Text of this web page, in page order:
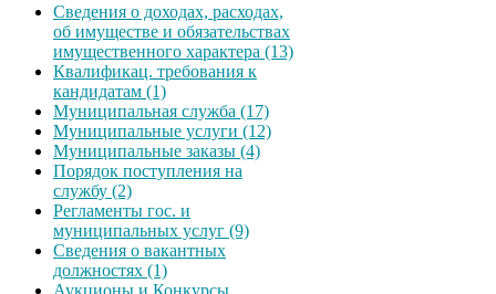
Сведения о доходах, расходах,
об имуществе и обязательствах
имущественного характера (13)
Квалификац. требования к
кандидатам (1)
Муниципальная служба (17)
Муниципальные услуги (12)
Муниципальные заказы (4)
Порядок поступления на
службу (2)
Регламенты гос. и
муниципальных услуг (9)
Сведения о вакантных
должностях (1)
Аукционы и Конкурсы